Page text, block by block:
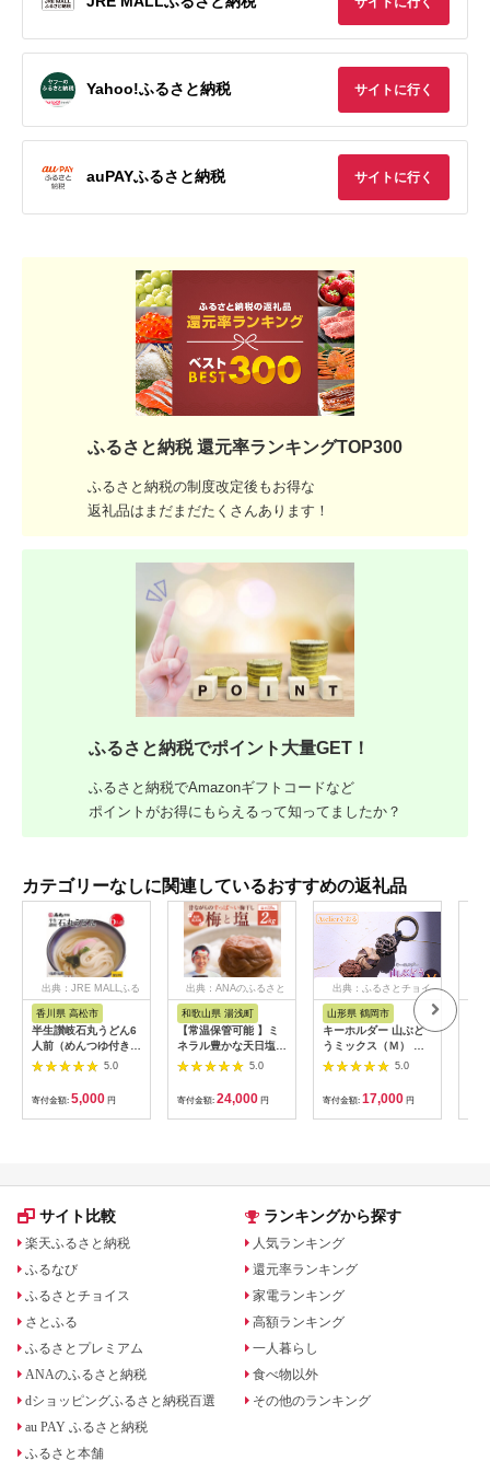
Yahoo!ふるさと納税 サイトに行く
auPAYふるさと納税 サイトに行く
ふるさと納税 還元率ランキングTOP300
ふるさと納税の制度改定後もお得な
返礼品はまだまだたくさんあります！
ふるさと納税でポイント大量GET！
ふるさと納税でAmazonギフトコードなど
ポイントがお得にもらえるって知ってましたか？
カテゴリーなしに関連しているおすすめの返礼品
出典：JRE MALLふる
さと納税
香川県 高松市
半生讃岐石丸うどん6
人前（めんつゆ付き）
麺300g×2袋
5.0
寄付金額: 5,000 円
出典：ANAのふるさと
和歌山県 湯浅町
【常温保管可能 】ミ
ネラル豊かな天日塩だ
けで漬けた無添加梅干
B201_EP6024
5.0
寄付金額: 24,000 円
出典：ふるさとチョイ
山形県 鶴岡市
キーホルダー 山ぶど
うミックス（Ｍ） 山
形県鶴岡市 アトリエ
キーホルダー ギフト
贈り物 お取り寄せ 返
礼品
5.0
寄付金額: 17,000 円
サイト比較
楽天ふるさと納税
ふるなび
ふるさとチョイス
さとふる
ふるさとプレミアム
ANAのふるさと納税
dショッピングふるさと納税百選
au PAY ふるさと納税
ふるさと本舗
ランキングから探す
人気ランキング
還元率ランキング
家電ランキング
高額ランキング
一人暮らし
食べ物以外
その他のランキング